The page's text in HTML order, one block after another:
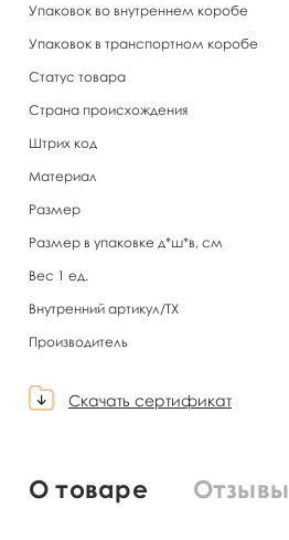
Упаковок во внутреннем коробе
Упаковок в транспортном коробе
Статус товара
Страна происхождения
Штрих код
Материал
Размер
Размер в упаковке д*ш*в, см
Вес 1 ед.
Внутренний артикул/TX
Производитель
Скачать сертификат
О товаре Отзывы